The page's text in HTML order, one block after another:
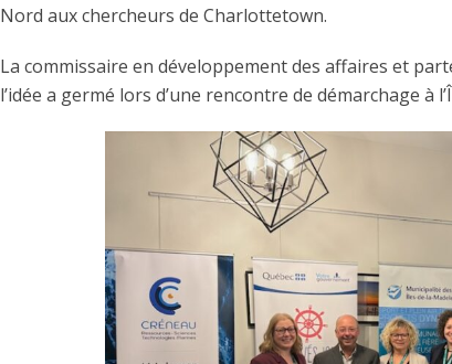
Nord aux chercheurs de Charlottetown.
La commissaire en développement des affaires et
l’idée a germé lors d’une rencontre de démarchage à